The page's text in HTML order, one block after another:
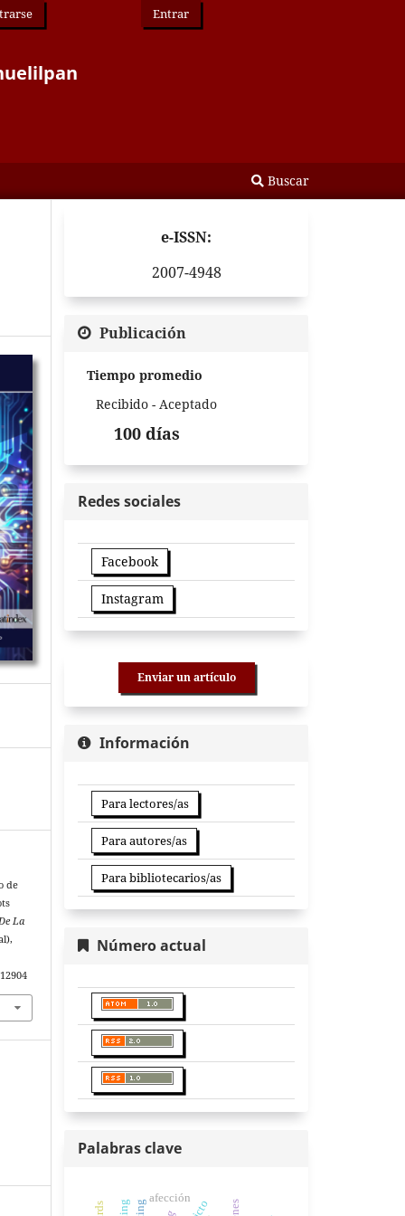
Buscar
Entrar
de
La
e-ISSN:
2007-4948
Publicación
Tiempo promedio
Recibido - Aceptado
100 días
Redes sociales
Facebook
Instagram
Enviar un artículo
Información
Para lectores/as
Para autores/as
Para bibliotecarios/as
Número actual
Palabras clave
afección